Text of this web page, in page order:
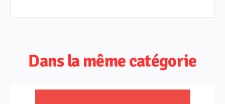
Dans la même catégorie